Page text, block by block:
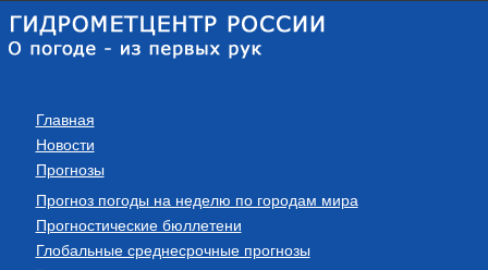
Главная
Новости
Прогнозы
Прогноз погоды на неделю по городам мира
Прогностические бюллетени
Глобальные среднесрочные прогнозы